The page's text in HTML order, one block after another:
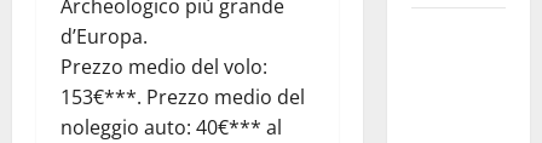
Archeologico più grande
d’Europa.
Prezzo medio del volo:
153€***. Prezzo medio del
noleggio auto: 40€*** al